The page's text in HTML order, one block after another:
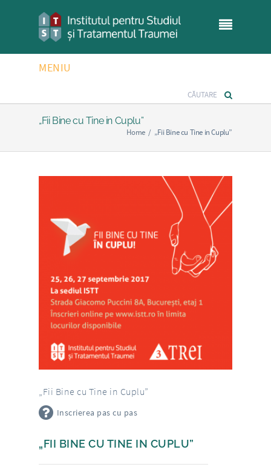
MENIU
„Fii Bine cu Tine in Cuplu”
Home / „Fii Bine cu Tine in Cuplu”
„Fii Bine cu Tine in Cuplu”
Inscrierea pas cu pas
„FII BINE CU TINE IN CUPLU”